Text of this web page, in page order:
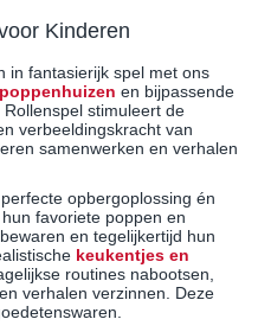
Kinderen
in fantasierijk spel met ons
poppenhuizen en bijpassende
Rollenspel stimuleert de
verbeeldingskracht van
samenwerken en verhalen
opbergoplossing én
favoriete poppen en
en tegelijkertijd hun
keukentjes en
routines nabootsen,
verhalen verzinnen. Deze